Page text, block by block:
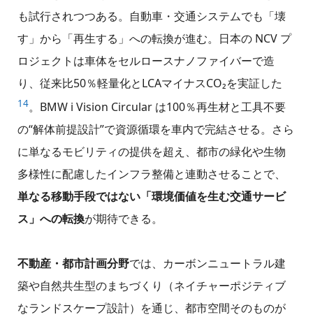
も試行されつつある。自動車・交通システムでも「壊
す」から「再生する」への転換が進む。日本の NCV プ
ロジェクトは車体をセルロースナノファイバーで造
り、従来比50％軽量化とLCAマイナスCO₂を実証した
14。BMW i Vision Circular は100％再生材と工具不要
の“解体前提設計”で資源循環を車内で完結させる。さら
に単なるモビリティの提供を超え、都市の緑化や生物
多様性に配慮したインフラ整備と連動させることで、
単なる移動手段ではない「環境価値を生む交通サービ
ス」への転換が期待できる。
不動産・都市計画分野では、カーボンニュートラル建
築や自然共生型のまちづくり（ネイチャーポジティブ
なランドスケープ設計）を通じ、都市空間そのものが